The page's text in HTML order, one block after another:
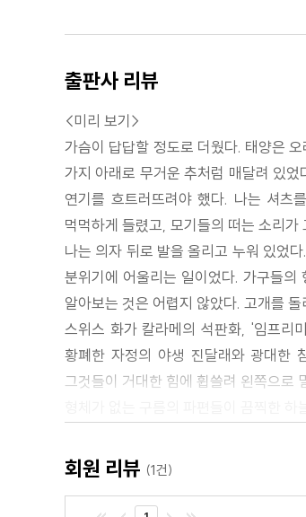
출판사 리뷰
<미리 보기>
가슴이 답답할 정도로 더웠다. 태양은
가지 아래로 무거운 추처럼 매달려 있
연기를 흐트러뜨려야 했다. 나는 셔츠
먹먹하게 들렸고, 모기들의 떠는 소리가
나는 의자 뒤로 발을 올리고 누워 있었
분위기에 어울리는 일이었다. 가구들
알아보는 것은 어렵지 않았다. 고개를
스위스 화가 칼라메의 석판화, '임프리
황폐한 자정의 야생 진달래와 광대한
그것들이 거대한 힘에 휩쓸려 왼쪽으로
형체가 없는 구름의 파편들이 끔찍한
강풍에 너덜거렸고, 모자에 꽂힌 긴 수
양손으로 망토를 잡고서, 얼굴 좌우로
가졌고, 바로 그 때문에 내가 그 그림을
회원 리뷰 (1건)